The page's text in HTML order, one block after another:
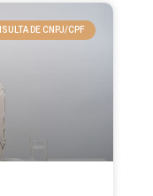
DE CNPJ/CPF